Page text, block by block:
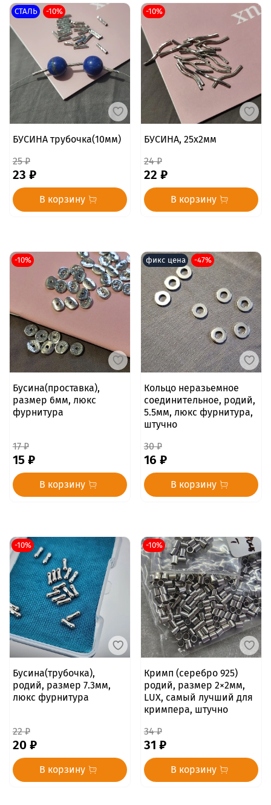
СТАЛЬ -10%
БУСИНА трубочка(10мм)
25 ₽
23 ₽
В корзину
-10%
БУСИНА, 25х2мм
24 ₽
22 ₽
В корзину
-10%
Бусина(проставка),
размер 6мм, люкс
фурнитура
17 ₽
15 ₽
В корзину
фикс цена -47%
Кольцо неразьемное
соединительное, родий,
5.5мм, люкс фурнитура,
штучно
30 ₽
16 ₽
В корзину
-10%
Бусина(трубочка),
родий, размер 7.3мм,
люкс фурнитура
22 ₽
20 ₽
В корзину
-10%
Кримп (серебро 925)
родий, размер 2×2мм,
LUX, самый лучший для
кримпера, штучно
34 ₽
31 ₽
В корзину